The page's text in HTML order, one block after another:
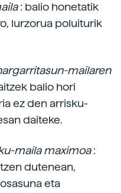
: balio honetatik
lurzorua poluiturik
mailaren
balio hori
ez den arrisku-
daiteke.
maila maximoa:
dutenean,
eta